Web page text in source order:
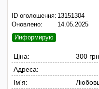
ID оголошення: 13151304
Оновлено:
14.05.2025
Информирую
Ціна:
300
Адреса:
Ім'я: